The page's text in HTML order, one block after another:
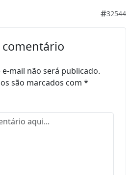
32544
mail não será publicado.
são marcados com *